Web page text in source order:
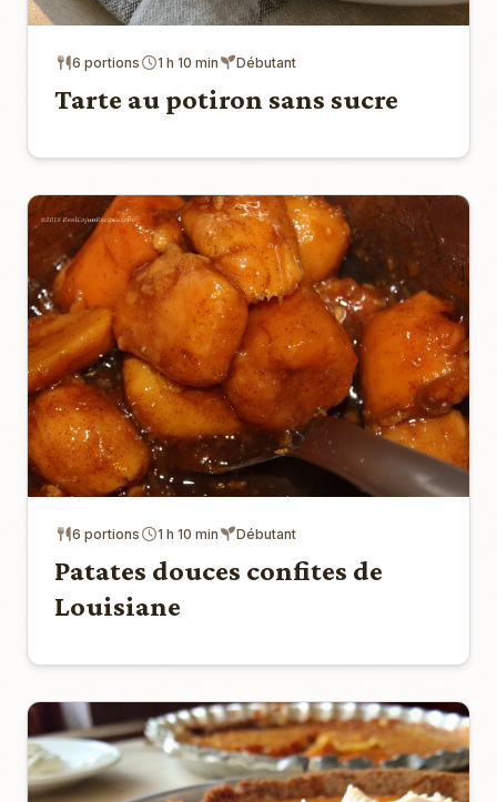
6 portions 1 h 10 min Débutant
Tarte au potiron sans sucre
6 portions 1 h 10 min Débutant
Patates douces confites de
Louisiane